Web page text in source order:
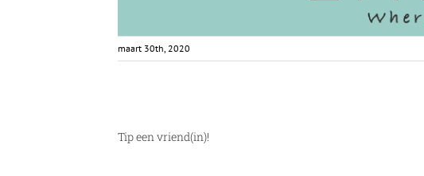
maart 30th, 2020
Tip een vriend(in)!